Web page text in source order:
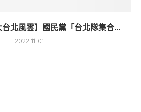
台北風雲】國民黨「台北隊集合...
2022-11-01